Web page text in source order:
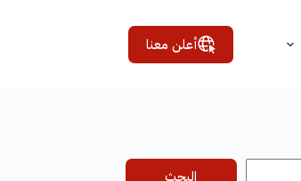
أعلن معنا
البحث